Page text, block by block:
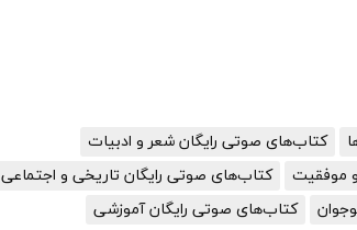
کتاب‌های صوتی رایگان شعر و ادبیات
موفقیت
کتاب‌های صوتی رایگان تاریخی و اجتماعی
کتاب‌های صوتی رایگان آموزشی